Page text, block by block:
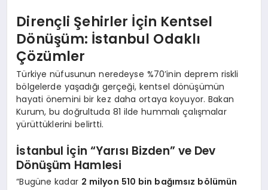
Dirençli Şehirler İçin Kentsel
Dönüşüm: İstanbul Odaklı
Çözümler
Türkiye nüfusunun neredeyse %70’inin deprem riskli
bölgelerde yaşadığı gerçeği, kentsel dönüşümün
hayati önemini bir kez daha ortaya koyuyor. Bakan
Kurum, bu doğrultuda 81 ilde hummalı çalışmalar
yürüttüklerini belirtti.
İstanbul İçin “Yarısı Bizden” ve Dev
Dönüşüm Hamlesi
“Bugüne kadar 2 milyon 510 bin bağımsız bölümün